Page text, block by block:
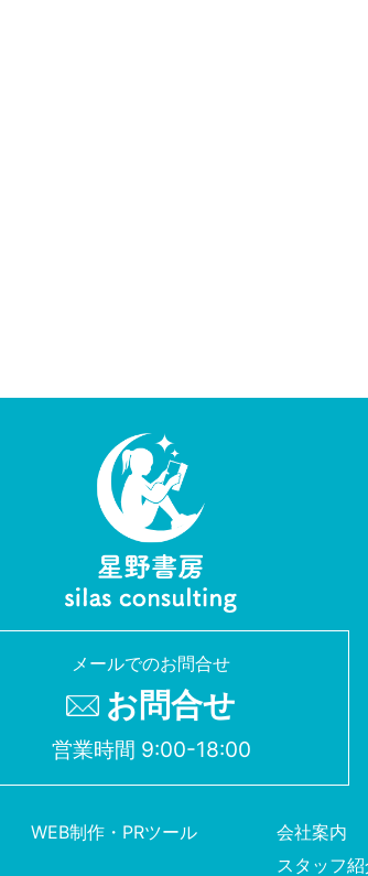
メールでのお問合せ
お問合せ
営業時間 9:00-18:00
WEB制作・PRツール
会社案内
スタッフ紹